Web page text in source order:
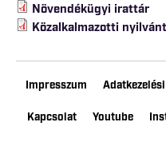
Növendékügyi irattár
Közalkalmazotti
Impresszum
Kapcsolat Youtube